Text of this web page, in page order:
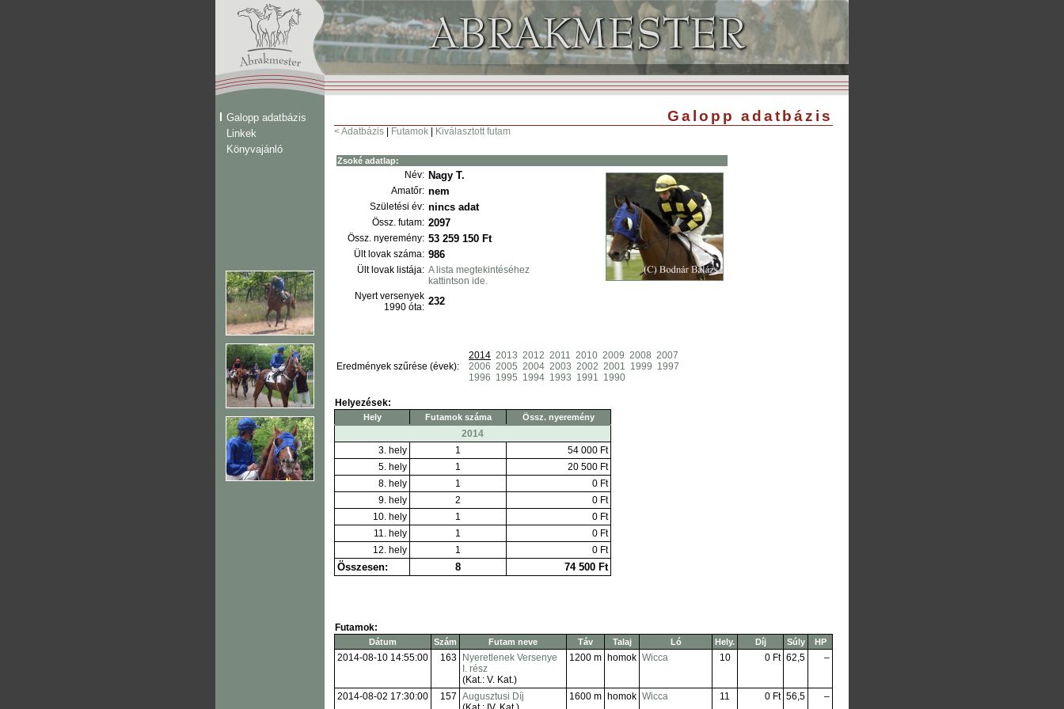
Galopp adatbázis
Linkek
Könyvajánló
Galopp adatbázis
< Adatbázis Futamok Kiválasztott futam
Zsoké adatlap:
Név: Nagy T.
Amatőr: nem
Születési év: nincs adat
Össz. futam: 2097
Össz. nyeremény: 53 259 150 Ft
Ült lovak száma: 986
Ült lovak listája: A lista megtekintéséhez
kattintson ide.
Nyert versenyek
1990 óta: 232
Eredmények szűrése (évek):
2014 2013 2012 2011 2010 2009 2008 2007
2006 2005 2004 2003 2002 2001 1999 1997
1996 1995 1994 1993 1991 1990
Helyezések:
Hely Futamok száma Össz. nyeremény
2014
3. hely
1
54 000 Ft
5. hely
1
20 500 Ft
8. hely
1
0 Ft
9. hely
2
0 Ft
10. hely
1
0 Ft
11. hely
1
0 Ft
12. hely
1 0 Ft
Összesen: 8 74 500 Ft
Futamok:
Dátum Szám Futam neve Táv Talaj Ló Hely. Díj Súly HP
2014-08-10 14:55:00 163
Nyeretlenek Versenye
I. rész
(Kat.: V. Kat.)
1200 m homok Wicca 10 0 Ft 62,5 –
2014-08-02 17:30:00 157 Augusztusi Díj
1600 m homok Wicca 11 0 Ft 56,5 –